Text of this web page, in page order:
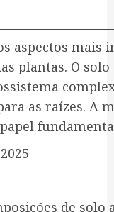
aspectos mais
plantas. O
as raízes. A
de solo